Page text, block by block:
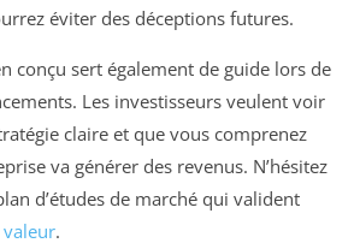
éviter des déceptions futures.
conçu sert également de guide lors de
Les investisseurs veulent voir
claire et que vous comprenez
va générer des revenus. N’hésitez
d’études de marché qui valident
.